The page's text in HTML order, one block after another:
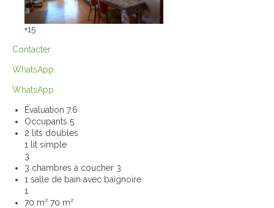
+15
Contacter
WhatsApp
WhatsApp
Évaluation 7.6
Occupants 5
2 lits doubles
1 lit simple
3
3 chambres à coucher 3
1 salle de bain avec baignoire
1
70 m² 70 m²